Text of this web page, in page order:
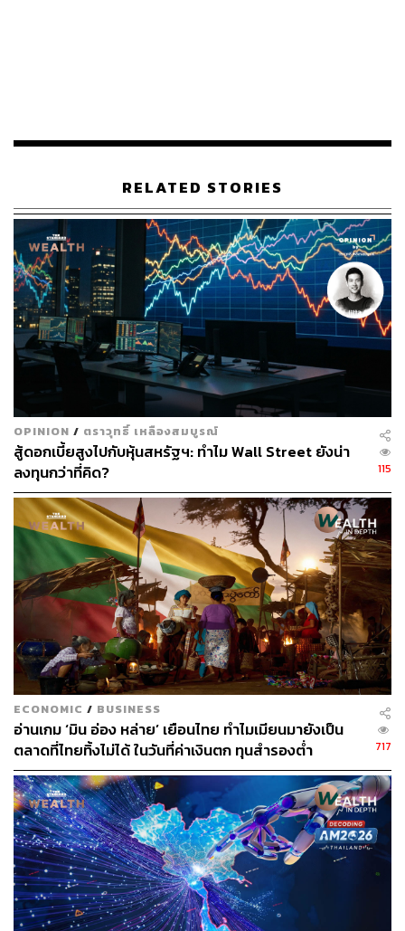
ความสัมพันธ์ทางครอบครัวระหว่างกรรมการและผู้บริหาร
เป็นพี่สาวของ อิทธิพัทธ์ พีระเดชาพันธ์ (ต๊อบ เถ้าแก่
น้อย อดีตซีอีโอ TKN)
เป็นน้องสาวของ ณัชชัชพงศ์ พีระเดชาพันธ์
วุฒิการศึกษา
ปริญญาโท รัฐประศาสนศาสตร์ มหาวิทยาลัย
รามคำแหง
ปริญญาตรี อุตสาหกรรมบริการ มหาวิทยาลัยรังสิต
การอบรมหลักสูตรกรรมการ
RELATED STORIES
OPINION / ตราวุทธิ์ เหลืองสมบูรณ์
สู้ดอกเบี้ยสูงไปกับหุ้นสหรัฐฯ: ทำไม Wall Street ยังน่า
ลงทุนกว่าที่คิด?
115
ECONOMIC / BUSINESS
อ่านเกม ‘มิน อ่อง หล่าย’ เยือนไทย ทำไมเมียนมายังเป็น
ตลาดที่ไทยทิ้งไม่ได้ ในวันที่ค่าเงินตก ทุนสำรองต่ำ
717